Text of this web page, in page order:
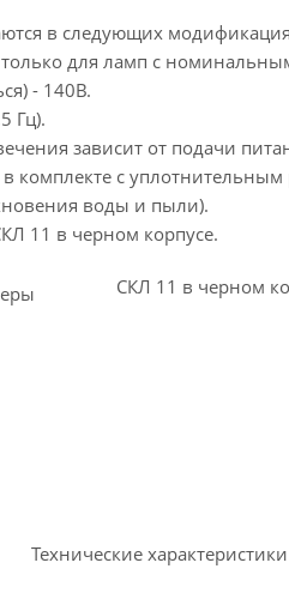
в следующих
для ламп с
- 140В.
Гц).
зависит от подачи
комплекте с
воды и пыли).
11 в черном корпусе.
СКЛ 11 в черном
Технические характеристики